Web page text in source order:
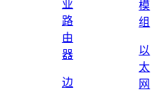
业
路
由
器
边
模
组
以
太
网